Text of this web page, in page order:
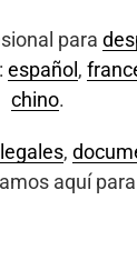
para
español ,
chino.
,
aquí